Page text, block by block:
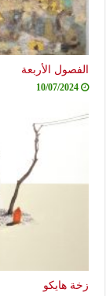
الفصول الأربعة
10/07/2024
زخة هايكو